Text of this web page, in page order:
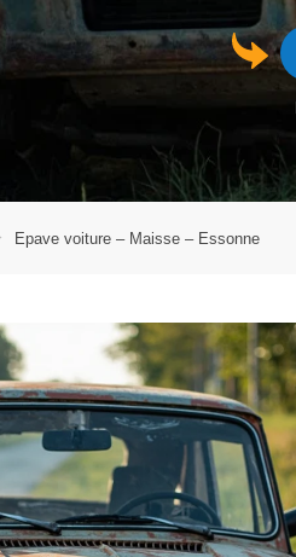
Epave voiture – Maisse – Essonne